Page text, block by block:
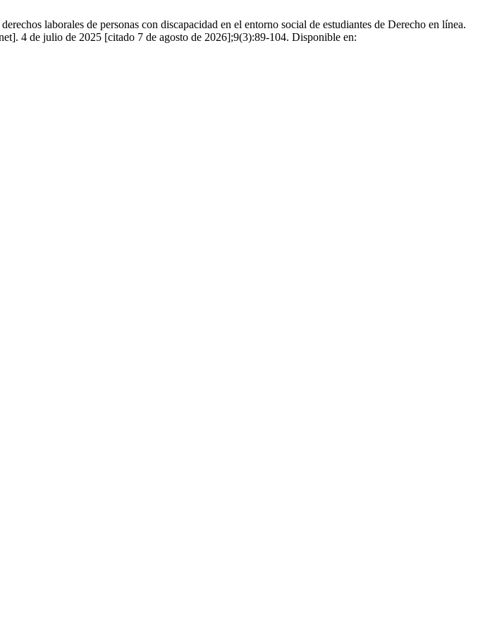
laborales de personas con discapacidad en el entorno social de estudiantes de Derecho en línea.
4 de julio de 2025 [citado 7 de agosto de 2026];9(3):89-104. Disponible en: